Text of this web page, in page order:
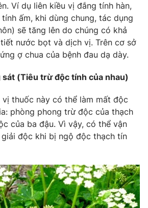
Ví dụ liên kiều vị đắng tính hàn,
ấm, khi dùng chung, tác dụng
sẽ tăng lên do chúng có khả
nước bọt và dịch vị. Trên cơ sở
ợ chua của bệnh đau dạ dày.
(Tiêu trừ độc tính của nhau)
vị thuốc này có thể làm mất độc
phòng phong trừ độc của thạch
của ba đậu. Vì vậy, có thể vận
độc khi bị ngộ độc thạch tín